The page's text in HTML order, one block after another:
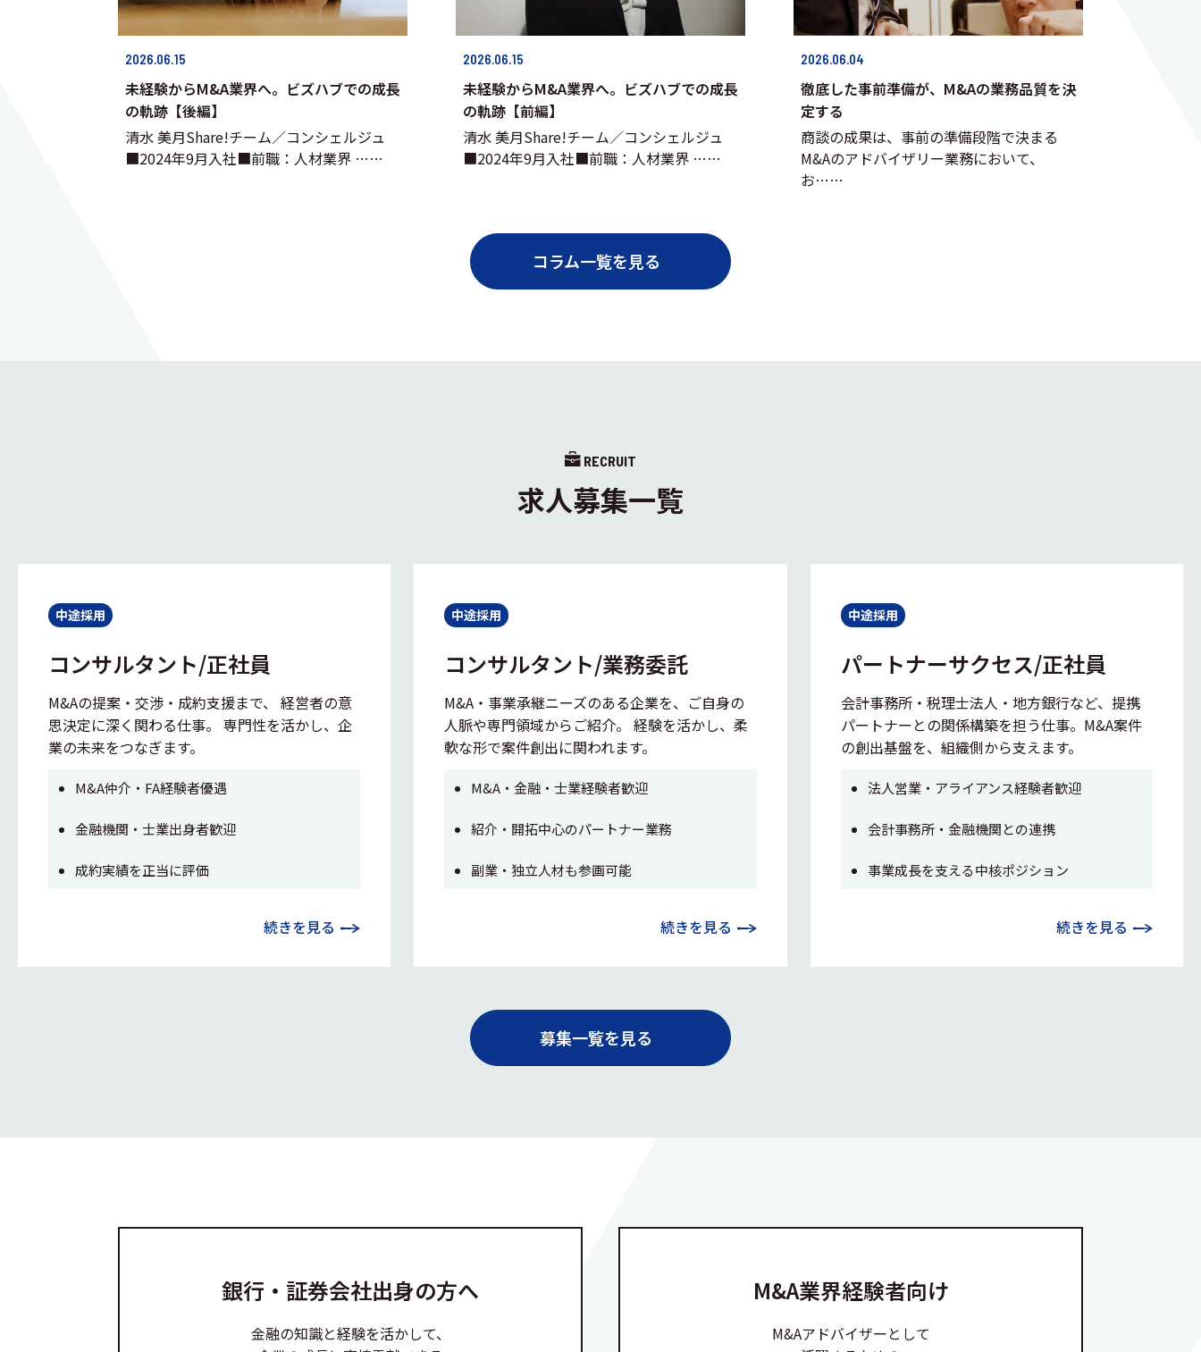
2026.06.15
未経験からM&A業界へ。ビズハブでの成長
の軌跡【後編】
清水 美月Share!チーム／コンシェルジュ
■2024年9月入社■前職：人材業界 ……
2026.06.15
未経験からM&A業界へ。ビズハブでの成長
の軌跡【前編】
清水 美月Share!チーム／コンシェルジュ
■2024年9月入社■前職：人材業界 ……
2026.06.04
徹底した事前準備が、M&Aの業務品質を決
定する
商談の成果は、事前の準備段階で決まる
M&Aのアドバイザリー業務において、
お……
コラム一覧を見る
RECRUIT
求人募集一覧
中途採用
コンサルタント/正社員
M&Aの提案・交渉・成約支援まで、 経営者の意
思決定に深く関わる仕事。 専門性を活かし、企
業の未来をつなぎます。
M&A仲介・FA経験者優遇
金融機関・士業出身者歓迎
成約実績を正当に評価
続きを見る
中途採用
コンサルタント/業務委託
M&A・事業承継ニーズのある企業を、ご自身の
人脈や専門領域からご紹介。 経験を活かし、柔
軟な形で案件創出に関われます。
M&A・金融・士業経験者歓迎
紹介・開拓中心のパートナー業務
副業・独立人材も参画可能
続きを見る
中途採用
パートナーサクセス/正社員
会計事務所・税理士法人・地方銀行など、提携
パートナーとの関係構築を担う仕事。M&A案件
の創出基盤を、組織側から支えます。
法人営業・アライアンス経験者歓迎
会計事務所・金融機関との連携
事業成長を支える中核ポジション
続きを見る
募集一覧を見る
銀行・証券会社出身の方へ
金融の知識と経験を活かして、
M&A業界経験者向け
M&Aアドバイザーとして